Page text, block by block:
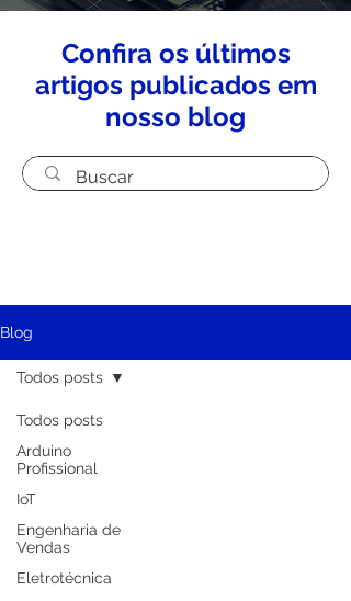
Confira os últimos
artigos publicados em
nosso blog
Blog
Todos posts
Arduino
Profissional
IoT
Engenharia de
Vendas
Eletrotécnica
Todos posts